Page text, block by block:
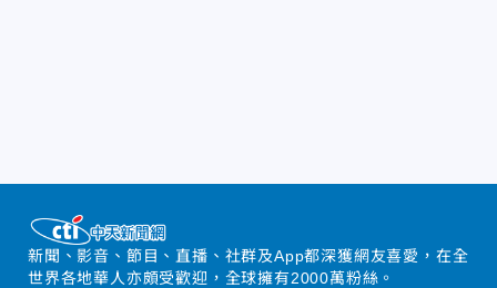
新聞、影音、節目、直播、社群及App都深獲網友喜愛，在全
世界各地華人亦頗受歡迎，全球擁有2000萬粉絲。